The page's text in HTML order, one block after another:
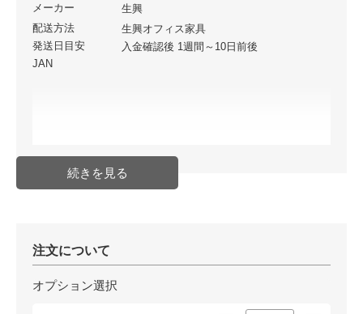
メーカー
生興
配送方法
生興オフィス家具
発送日目安
入金確認後 1週間～10日前後
JAN
注文について
オプション選択